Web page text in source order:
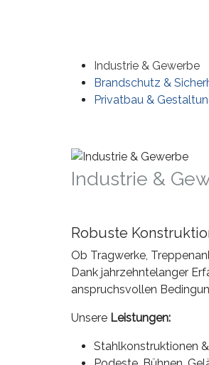
Industrie & Gewerbe
Brandschutz &
Privatbau &
Industrie &
Robuste
Ob Tragwerke,
Dank jahrzehntelanger
anspruchsvollen
Unsere Leistungen:
Stahlkonstruktionen